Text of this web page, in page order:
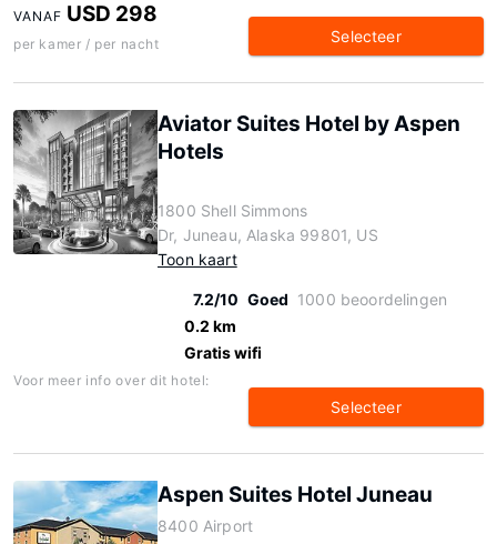
VANAF USD 298
per kamer / per nacht Selecteer
Aviator Suites Hotel by Aspen
Hotels
1800 Shell Simmons
Dr, Juneau, Alaska 99801, US
Toon kaart
7.2/10 Goed 1000 beoordelingen
0.2 km
Gratis wifi
Voor meer info over dit hotel:
Selecteer
Aspen Suites Hotel Juneau
8400 Airport